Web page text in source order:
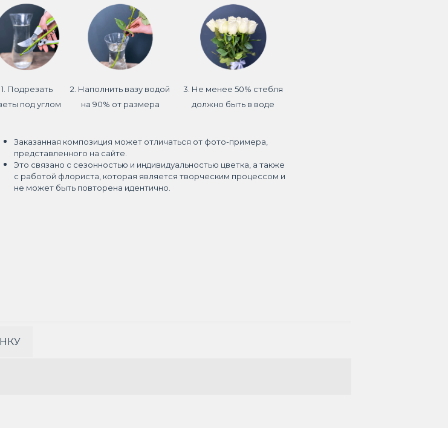
1. Подрезать
под углом
2. Наполнить вазу водой
на 90% от размера
3. Не менее 50% стебля
должно быть в воде
Заказанная композиция может отличаться от фото-примера,
представленного на сайте.
Это связано с сезонностью и индивидуальностью цветка, а также
с работой флориста, которая является творческим процессом и
не может быть повторена идентично.